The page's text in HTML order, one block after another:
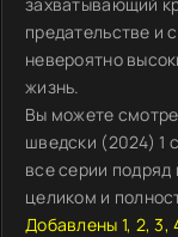
предательстве и
невероятно
жизнь.
Вы можете
шведски (2024) 1
все серии подряд
целиком и
Добавлены 1, 2, 3,